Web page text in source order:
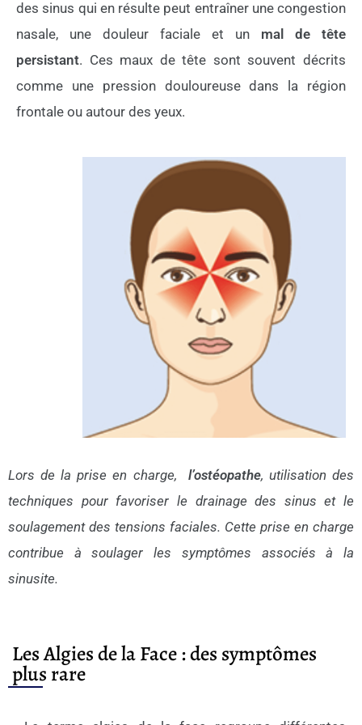
des sinus qui en résulte peut entraîner une congestion
nasale, une douleur faciale et un mal de tête
persistant. Ces maux de tête sont souvent décrits
comme une pression douloureuse dans la région
frontale ou autour des yeux.
Lors de la prise en charge, l’ostéopathe, utilisation des
techniques pour favoriser le drainage des sinus et le
soulagement des tensions faciales. Cette prise en charge
contribue à soulager les symptômes associés à la
sinusite.
Les Algies de la Face : des symptômes
plus rare